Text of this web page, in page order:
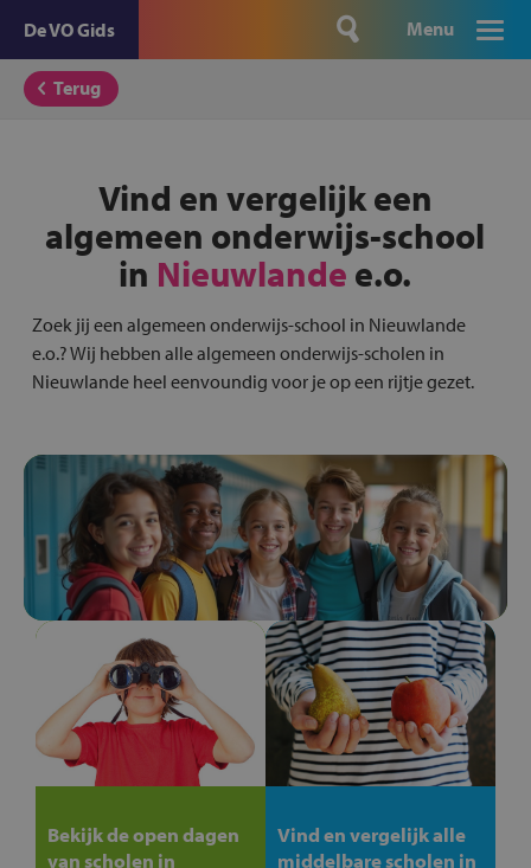
De VO Gids Menu
Terug
Vind en vergelijk een
algemeen onderwijs-school
in Nieuwlande e.o.
Zoek jij een algemeen onderwijs-school in Nieuwlande
e.o.? Wij hebben alle algemeen onderwijs-scholen in
Nieuwlande heel eenvoundig voor je op een rijtje gezet.
Bekijk de open dagen
van scholen in
Vind en vergelijk alle
middelbare scholen in